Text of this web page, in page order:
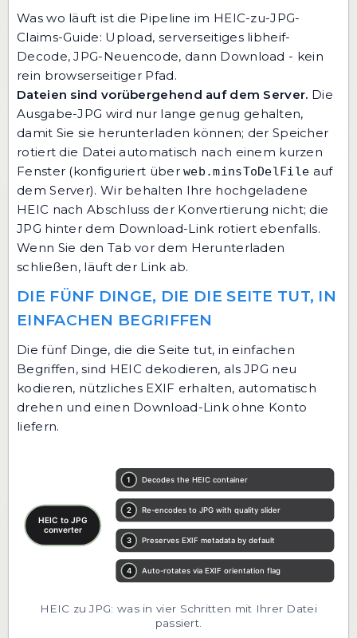
Was wo läuft ist die Pipeline im HEIC-zu-JPG-
Claims-Guide: Upload, serverseitiges libheif-
Decode, JPG-Neuencode, dann Download - kein
rein browserseitiger Pfad.
Dateien sind vorübergehend auf dem Server. Die
Ausgabe-JPG wird nur lange genug gehalten,
damit Sie sie herunterladen können; der Speicher
rotiert die Datei automatisch nach einem kurzen
Fenster (konfiguriert überweb.minsToDelFile auf
dem Server). Wir behalten Ihre hochgeladene
HEIC nach Abschluss der Konvertierung nicht; die
JPG hinter dem Download-Link rotiert ebenfalls.
Wenn Sie den Tab vor dem Herunterladen
schließen, läuft der Link ab.
DIE FÜNF DINGE, DIE DIE SEITE TUT, IN
EINFACHEN BEGRIFFEN
Die fünf Dinge, die die Seite tut, in einfachen
Begriffen, sind HEIC dekodieren, als JPG neu
kodieren, nützliches EXIF erhalten, automatisch
drehen und einen Download-Link ohne Konto
liefern.
HEIC zu JPG: was in vier Schritten mit Ihrer Datei
passiert.